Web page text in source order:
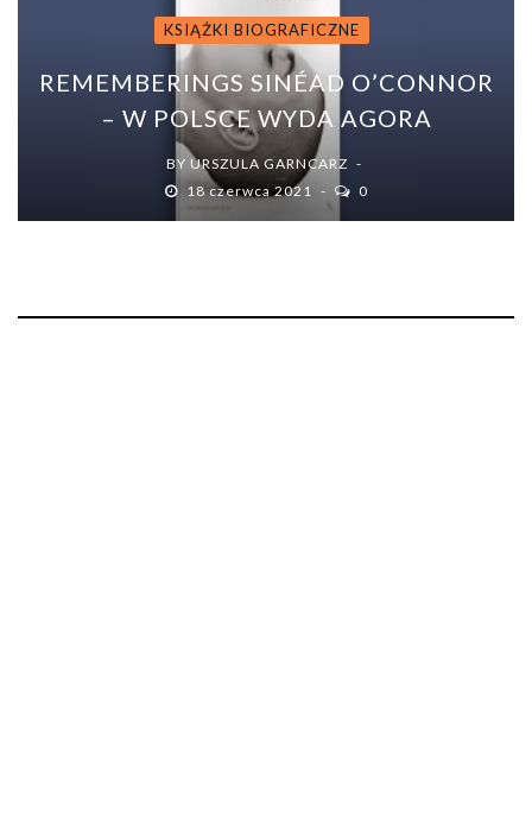
KSIĄŻKI BIOGRAFICZNE
REMEMBERINGS SINÉAD O’CONNOR
– W POLSCE WYDA AGORA
BY URSZULA GARNCARZ
18 czerwca 2021
0